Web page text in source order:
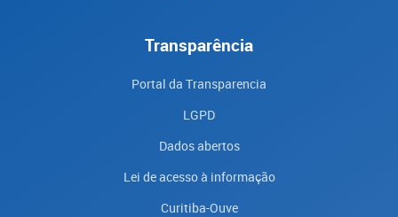
Transparência
Portal da Transparencia
LGPD
Dados abertos
Lei de acesso à informação
Curitiba-Ouve